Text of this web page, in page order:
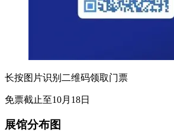
长按图片识别二维码领取门票
免票截止至10月18日
展馆分布图